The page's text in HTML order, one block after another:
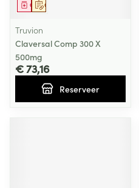
Op voorschrift
Geneesmiddel
Truvion
Claversal Comp 300 X
500mg
€ 73,16
Reserveer